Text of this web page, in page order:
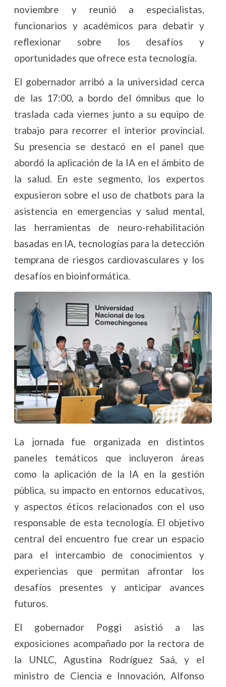
noviembre y reunió a especialistas,
funcionarios y académicos para debatir y
reflexionar sobre los desafíos y
oportunidades que ofrece esta tecnología.
El gobernador arribó a la universidad cerca
de las 17:00, a bordo del ómnibus que lo
traslada cada viernes junto a su equipo de
trabajo para recorrer el interior provincial.
Su presencia se destacó en el panel que
abordó la aplicación de la IA en el ámbito de
la salud. En este segmento, los expertos
expusieron sobre el uso de chatbots para la
asistencia en emergencias y salud mental,
las herramientas de neuro-rehabilitación
basadas en IA, tecnologías para la detección
temprana de riesgos cardiovasculares y los
desafíos en bioinformática.
La jornada fue organizada en distintos
paneles temáticos que incluyeron áreas
como la aplicación de la IA en la gestión
pública, su impacto en entornos educativos,
y aspectos éticos relacionados con el uso
responsable de esta tecnología. El objetivo
central del encuentro fue crear un espacio
para el intercambio de conocimientos y
experiencias que permitan afrontar los
desafíos presentes y anticipar avances
futuros.
El gobernador Poggi asistió a las
exposiciones acompañado por la rectora de
la UNLC, Agustina Rodríguez Saá, y el
ministro de Ciencia e Innovación, Alfonso